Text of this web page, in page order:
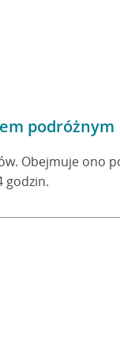
podróżnym
Obejmuje ono
godzin.